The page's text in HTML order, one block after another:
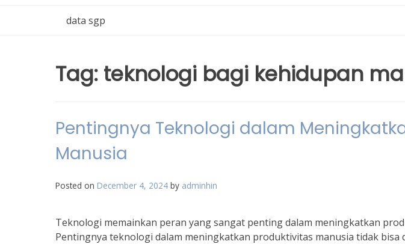
data sgp
Tag: teknologi bagi kehidupan
Pentingnya Teknologi dalam
Manusia
Posted on December 4, 2024 by adminhin
Teknologi memainkan peran yang sangat penting dalam meningkatkan
Pentingnya teknologi dalam meningkatkan produktivitas manusia tidak bisa